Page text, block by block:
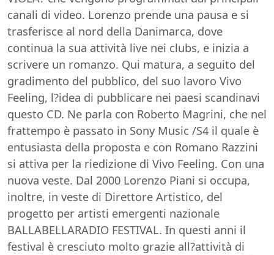
canali di video. Lorenzo prende una pausa e si
trasferisce al nord della Danimarca, dove
continua la sua attività live nei clubs, e inizia a
scrivere un romanzo. Qui matura, a seguito del
gradimento del pubblico, del suo lavoro Vivo
Feeling, l?idea di pubblicare nei paesi scandinavi
questo CD. Ne parla con Roberto Magrini, che nel
frattempo è passato in Sony Music /S4 il quale è
entusiasta della proposta e con Romano Razzini
si attiva per la riedizione di Vivo Feeling. Con una
nuova veste. Dal 2000 Lorenzo Piani si occupa,
inoltre, in veste di Direttore Artistico, del
progetto per artisti emergenti nazionale
BALLABELLARADIO FESTIVAL. In questi anni il
festival è cresciuto molto grazie all?attività di